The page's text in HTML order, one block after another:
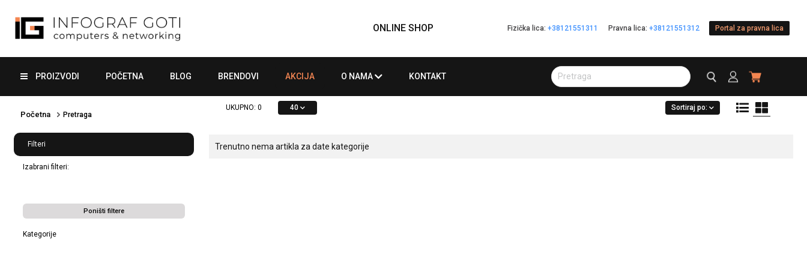
ONLINE SHOP Fizička lica: +38121551311 Pravna lica: +38121551312 Portal za pravna lica
PROIZVODI POČETNA BLOG BRENDOVI AKCIJA O NAMA KONTAKT
Početna Pretraga
Filteri
Izabrani filteri:
Poništi filtere
Kategorije
UKUPNO: 0 40 Sortiraj po:
Trenutno nema artikla za date kategorije